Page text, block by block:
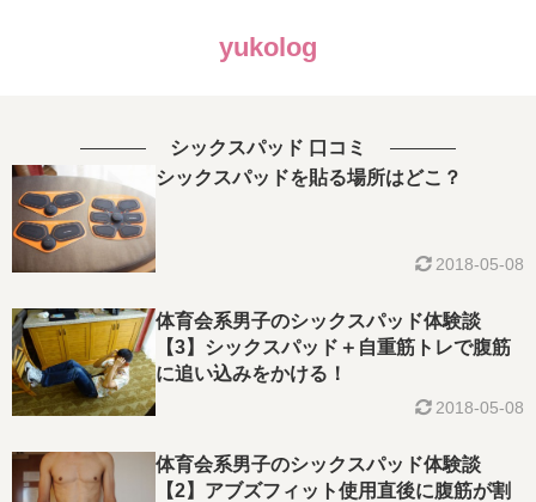
yukolog
シックスパッド 口コミ
シックスパッドを貼る場所はどこ？
2018-05-08
体育会系男子のシックスパッド体験談
【3】シックスパッド＋自重筋トレで腹筋
に追い込みをかける！
2018-05-08
体育会系男子のシックスパッド体験談
【2】アブズフィット使用直後に腹筋が割